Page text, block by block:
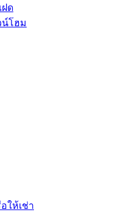
ฝด
น์โฮม
ให้เช่า